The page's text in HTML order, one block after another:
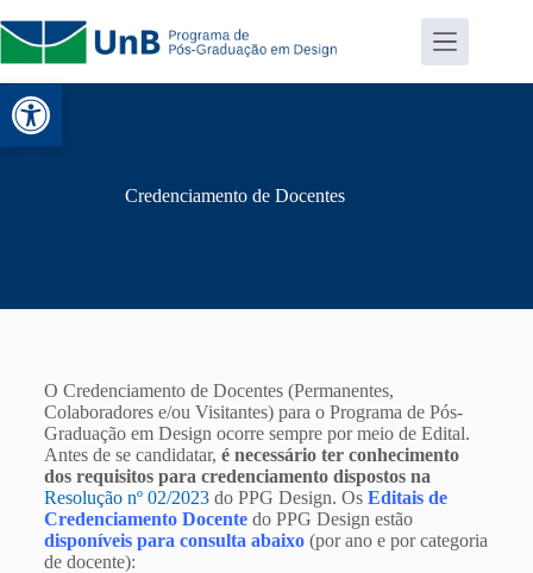
Abrir a barra de ferramentas
Credenciamento de Docentes
O Credenciamento de Docentes (Permanentes,
Colaboradores e/ou Visitantes) para o Programa de Pós-
Graduação em Design ocorre sempre por meio de Edital.
Antes de se candidatar, é necessário ter conhecimento
dos requisitos para credenciamento dispostos na
Resolução nº 02/2023 do PPG Design. Os Editais de
CredenciamentoDocente do PPG Design estão
disponíveis para consulta abaixo(por ano e por categoria
de docente):